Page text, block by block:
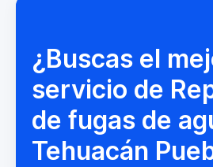
¿Buscas el
servicio de
de fugas de
Tehuacán